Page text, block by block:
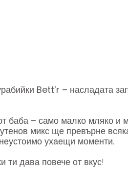
Bett’r – насладата
баба – само малко мляко и
микс ще превърне
ухаещи моменти.
ти дава повече от вкус!